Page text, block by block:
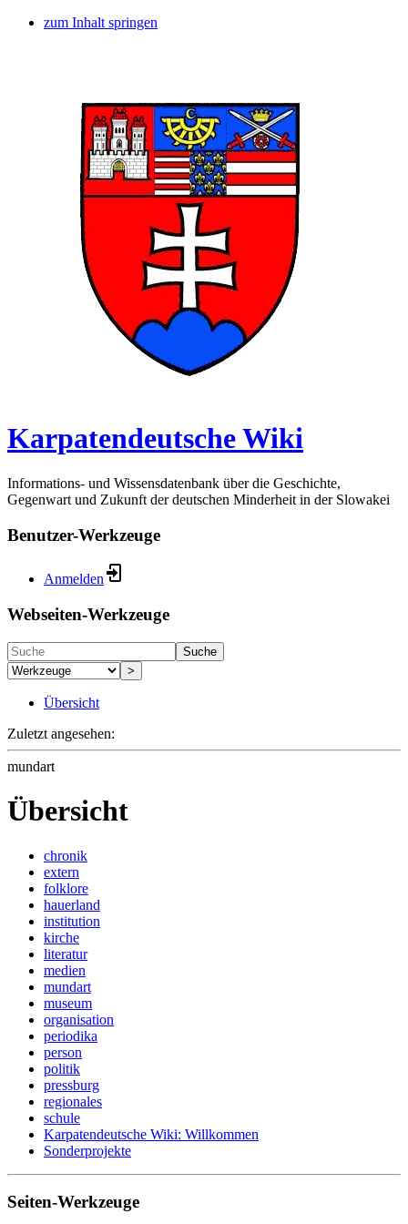
zum Inhalt springen
Karpatendeutsche Wiki
Informations- und Wissensdatenbank über die Geschichte,
Gegenwart und Zukunft der deutschen Minderheit in der Slowakei
Benutzer-Werkzeuge
Anmelden
Webseiten-Werkzeuge
Suche
>
Übersicht
Zuletzt angesehen:
mundart
Übersicht
chronik
extern
folklore
hauerland
institution
kirche
literatur
medien
mundart
museum
organisation
periodika
person
politik
pressburg
regionales
schule
Karpatendeutsche Wiki: Willkommen
Sonderprojekte
Seiten-Werkzeuge